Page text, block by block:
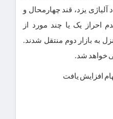
آلیاژی یزد، قند چهارمحال و
احراز یک یا چند مورد از
به بازار دوم منتقل شدند.
خواهد شد.
افزایش یافت